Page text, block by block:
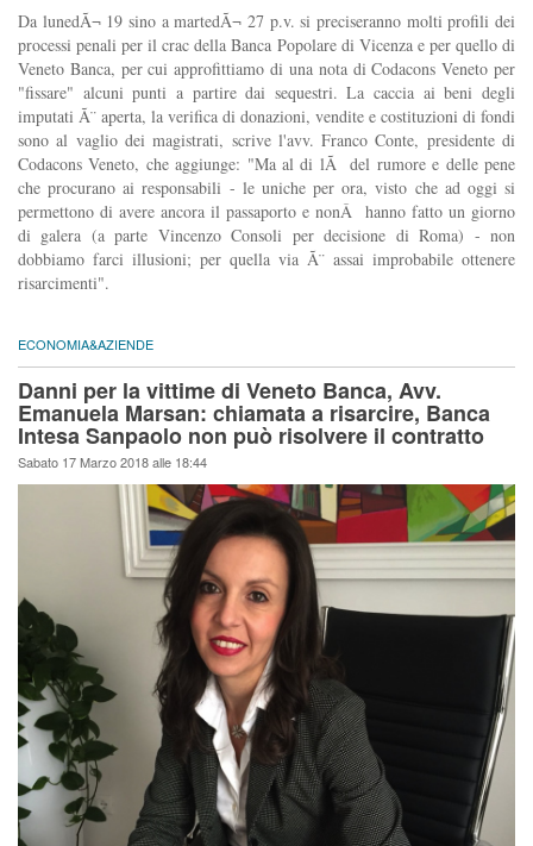
Da lunedÃ¬ 19 sino a martedÃ¬ 27 p.v. si preciseranno molti profili dei
processi penali per il crac della Banca Popolare di Vicenza e per quello di
Veneto Banca, per cui approfittiamo di una nota di Codacons Veneto per
"fissare" alcuni punti a partire dai sequestri. La caccia ai beni degli
imputati Ã¨ aperta, la verifica di donazioni, vendite e costituzioni di fondi
sono al vaglio dei magistrati, scrive l'avv. Franco Conte, presidente di
Codacons Veneto, che aggiunge: "Ma al di lÃ del rumore e delle pene
che procurano ai responsabili - le uniche per ora, visto che ad oggi si
permettono di avere ancora il passaporto e nonÂ hanno fatto un giorno
di galera (a parte Vincenzo Consoli per decisione di Roma) - non
dobbiamo farci illusioni; per quella via Ã¨ assai improbabile ottenere
risarcimenti".
ECONOMIA&AZIENDE
Danni per la vittime di Veneto Banca, Avv.
Emanuela Marsan: chiamata a risarcire, Banca
Intesa Sanpaolo non può risolvere il contratto
Sabato 17 Marzo 2018 alle 18:44